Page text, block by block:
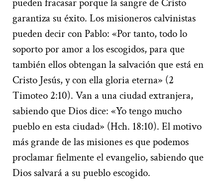
pueden fracasar porque la sangre de Cristo
garantiza su éxito. Los misioneros calvinistas
pueden decir con Pablo: «Por tanto, todo lo
soporto por amor a los escogidos, para que
también ellos obtengan la salvación que está en
Cristo Jesús, y con ella gloria eterna» (2
Timoteo 2:10). Van a una ciudad extranjera,
sabiendo que Dios dice: «Yo tengo mucho
pueblo en esta ciudad» (Hch. 18:10). El motivo
más grande de las misiones es que podemos
proclamar fielmente el evangelio, sabiendo que
Dios salvará a su pueblo escogido.